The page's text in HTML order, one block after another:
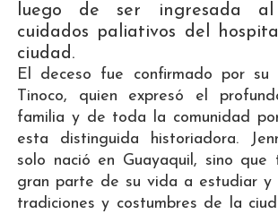
luego de ser ingresada
cuidados paliativos del
ciudad.
El deceso fue confirmado por su
Tinoco, quien expresó el
familia y de toda la comunidad
esta distinguida historiadora.
solo nació en Guayaquil, sino que
gran parte de su vida a estudiar y
tradiciones y costumbres de la